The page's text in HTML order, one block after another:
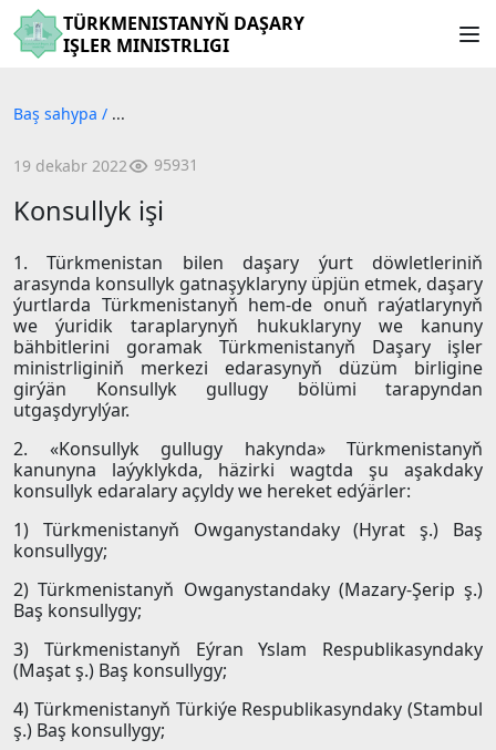
TÜRKMENISTANYŇ DAŞARY
IŞLER MINISTRLIGI
Baş sahypa / ...
19 dekabr 2022 95931
Konsullyk işi
1. Türkmenistan bilen daşary ýurt döwletleriniň
arasynda konsullyk gatnaşyklaryny üpjün etmek, daşary
ýurtlarda Türkmenistanyň hem-de onuň raýatlarynyň
we ýuridik taraplarynyň hukuklaryny we kanuny
bähbitlerini goramak Türkmenistanyň Daşary işler
ministrliginiň merkezi edarasynyň düzüm birligine
girýän Konsullyk gullugy bölümi tarapyndan
utgaşdyrylýar.
2. «Konsullyk gullugy hakynda» Türkmenistanyň
kanunyna laýyklykda, häzirki wagtda şu aşakdaky
konsullyk edaralary açyldy we hereket edýärler:
1) Türkmenistanyň Owganystandaky (Hyrat ş.) Baş
konsullygy;
2) Türkmenistanyň Owganystandaky (Mazary-Şerip ş.)
Baş konsullygy;
3) Türkmenistanyň Eýran Yslam Respublikasyndaky
(Maşat ş.) Baş konsullygy;
4) Türkmenistanyň Türkiýe Respublikasyndaky (Stambul
ş.) Baş konsullygy;